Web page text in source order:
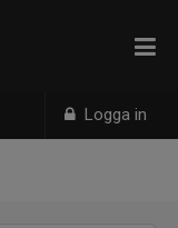
Logga in